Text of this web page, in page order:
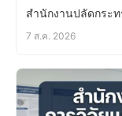
สำนักงานปลัดกระ
7 ส.ค. 2026